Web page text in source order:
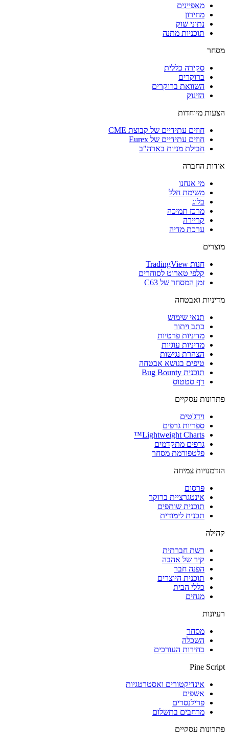
מאפיינים
מחירון
נתוני שוק
תוכניות מתנה
מסחר
סקירה כללית
ברוקרים
השוואת ברוקרים
הזינוק
הצעות מיוחדות
חוזים עתידיים של קבוצת CME
חוזים עתידיים של Eurex
חבילת מניות בארה"ב
אודות החברה
מי אנחנו
משימת חלל
בלוג
מרכז תמיכה
קריירה
ערכת מדיה
מוצרים
חנות TradingView
קלפי טארוט לסוחרים
זמן המסחר של C63
מדיניות ואבטחה
תנאי שימוש
כתב ויתור
מדיניות פרטיות
מדיניות עוגיות
הצהרת נגישות
טיפים בנושא אבטחה
תוכנית Bug Bounty
דף סטטוס
פתרונות עסקיים
וידג'טים
ספריות גרפים
Lightweight Charts™
גרפים מתקדמים
פלטפורמת מסחר
הזדמנויות צמיחה
פּרסום
אינטגרציית ברוקר
תוכנית שותפים
תכנית לימודית
קהילה
רשת חברתית
קיר של אהבה
הפנה חבר
תוכנית היוצרים
כללי הבית
מנחים
רעיונות
מסחר
השכלה
בחירות העורכים
Pine Script
אינדיקטורים ואסטרטגיות
אשפים
פרילנסרים
מרחבים בתשלום
פתרונות עסקיים